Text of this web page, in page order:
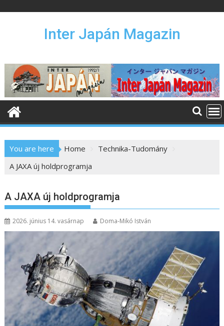
n
e
Inter Japán Magazin
You are here Home
Technika-Tudomány
A JAXA új holdprogramja
A JAXA új holdprogramja
2026. június 14. vasárnap Doma-Mikó István